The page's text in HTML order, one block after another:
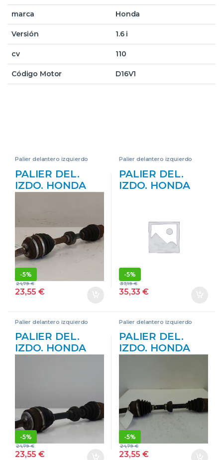
marca Honda
Versión 1.6 i
cv 110
Código Motor D16V1
Palier delantero izquierdo
PALIER DEL.
IZDO. HONDA
(EU_, EP_) 1.7
CTDI 4EE-2 4EE2
GRIS
DELANTERA
IZQUIERDO
-5%
23,55€
24,79€
Palier delantero izquierdo
PALIER DEL.
IZDO. HONDA
FK) 1.4 L13Z1
DELANTERA
IZQUIERDO
-5%
35,33€
37,19€
Palier delantero izquierdo
PALIER DEL.
IZDO. HONDA
DELANTERA
IZQUIERDO
-5%
23,55€
24,79€
Palier delantero izquierdo
PALIER DEL.
IZDO. HONDA
LTR. – 103 KW
CTDI] N22A1
NEGRO
DELANTERA
IZQUIERDO
-5%
23,55€
24,79€